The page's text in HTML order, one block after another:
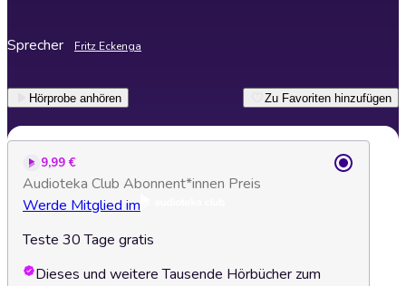
Sprecher Fritz Eckenga
Hörprobe anhören Zu Favoriten hinzufügen
9,99 €
Audioteka Club Abonnent*innen Preis
Werde Mitglied im
Teste 30 Tage gratis
Dieses und weitere Tausende Hörbücher zum